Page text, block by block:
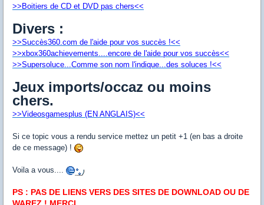
>>Boitiers de CD et DVD pas chers<<
Divers :
>>Succès360.com de l'aide pour vos succès !<<
>>xbox360achievements....encore de l'aide pour vos succès<<
>>Supersoluce...Comme son nom l'indique...des soluces !<<
Jeux imports/occaz ou moins
chers.
>>Videosgamesplus (EN ANGLAIS)<<
Si ce topic vous a rendu service mettez un petit +1 (en bas a droite
de ce message) !
Voila a vous....
PS : PAS DE LIENS VERS DES SITES DE DOWNLOAD OU DE
WAREZ ! MERCI